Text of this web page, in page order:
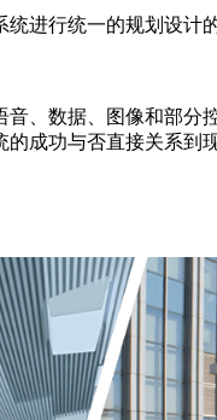
进行统一的规划设
、数据、图像和部
成功与否直接关系到